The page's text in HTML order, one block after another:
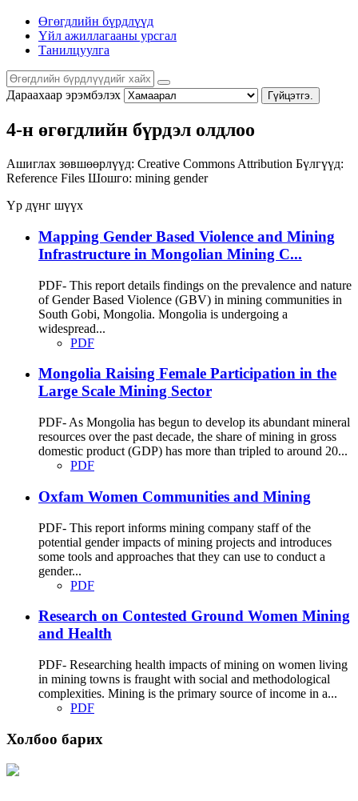
Өгөгдлийн бүрдлүүд
Үйл ажиллагааны урсгал
Танилцуулга
Дараахаар эрэмбэлэх Гүйцэтгэ.
4-н өгөгдлийн бүрдэл олдлоо
Ашиглах зөвшөөрлүүд: Creative Commons Attribution Бүлгүүд:
Reference Files Шошго: mining gender
Үр дүнг шүүх
Mapping Gender Based Violence and Mining
Infrastructure in Mongolian Mining C...
PDF- This report details findings on the prevalence and nature
of Gender Based Violence (GBV) in mining communities in
South Gobi, Mongolia. Mongolia is undergoing a
widespread...
PDF
Mongolia Raising Female Participation in the
Large Scale Mining Sector
PDF- As Mongolia has begun to develop its abundant mineral
resources over the past decade, the share of mining in gross
domestic product (GDP) has more than tripled to around 20...
PDF
Oxfam Women Communities and Mining
PDF- This report informs mining company staff of the
potential gender impacts of mining projects and introduces
some tools and approaches that they can use to conduct a
gender...
PDF
Research on Contested Ground Women Mining
and Health
PDF- Researching health impacts of mining on women living
in mining towns is fraught with social and methodological
complexities. Mining is the primary source of income in a...
PDF
Холбоо барих